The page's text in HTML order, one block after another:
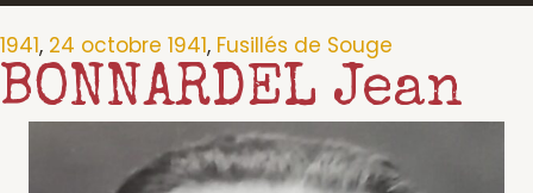
1941, 24 octobre 1941, Fusillés de Souge
BONNARDEL Jean